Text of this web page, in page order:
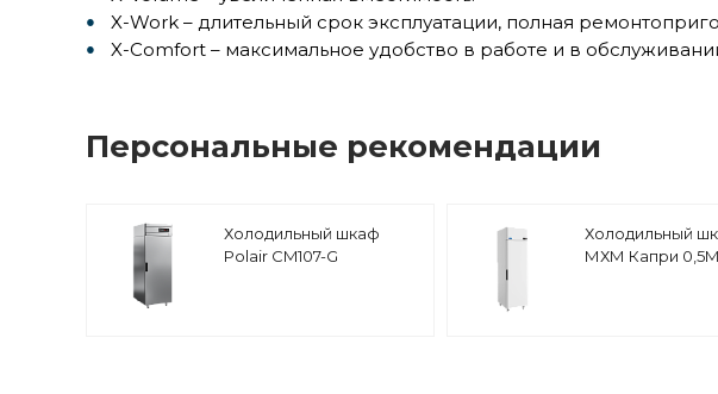
X-Work – длительный срок эксплуатации, полная
X-Comfort – максимальное удобство в работе и в
Персональные рекомендации
Холодильный шкаф
Polair CM107-G
Холодильный
МХМ Капри